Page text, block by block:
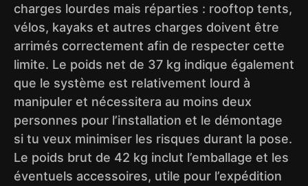
charges lourdes mais réparties : rooftop tents,
vélos, kayaks et autres charges doivent être
arrimés correctement afin de respecter cette
limite. Le poids net de 37 kg indique également
que le système est relativement lourd à
manipuler et nécessitera au moins deux
personnes pour l’installation et le démontage
si tu veux minimiser les risques durant la pose.
Le poids brut de 42 kg inclut l’emballage et les
éventuels accessoires, utile pour l’expédition